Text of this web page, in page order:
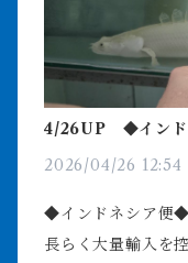
4/26UP ◆インド
2026/04/26 12:54
◆インドネシア便◆
長らく大量輸入を